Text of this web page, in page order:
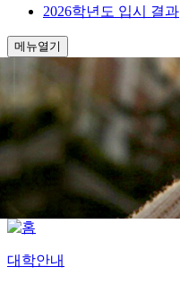
2026학년도 입시 결과
메뉴열기
대학안내